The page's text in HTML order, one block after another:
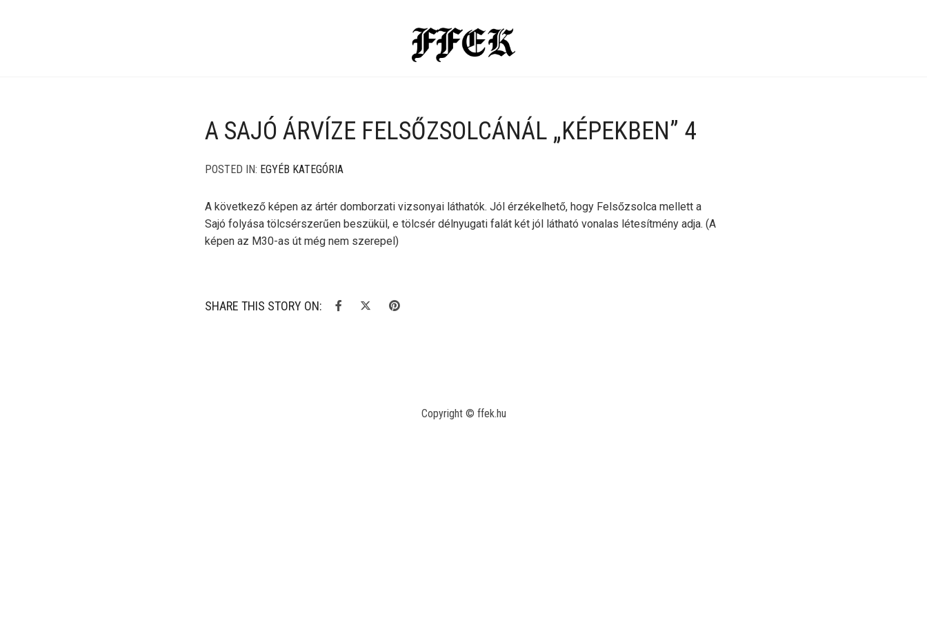
A SAJÓ ÁRVÍZE FELSŐZSOLCÁNÁL „KÉPEKBEN” 4
POSTED IN: EGYÉB KATEGÓRIA
A következő képen az ártér domborzati vizsonyai láthatók. Jól érzékelhető, hogy Felsőzsolca mellett a
Sajó folyása tölcsérszerűen beszükül, e tölcsér délnyugati falát két jól látható vonalas létesítmény adja. (A
képen az M30-as út még nem szerepel)
SHARE THIS STORY ON:
Copyright © ffek.hu